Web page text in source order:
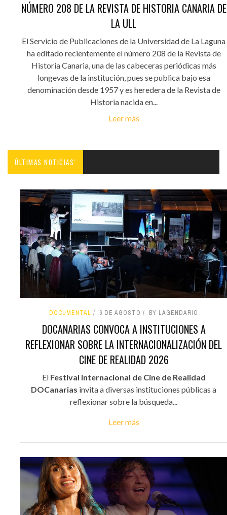
NÚMERO 208 DE LA REVISTA DE HISTORIA CANARIA DE
LA ULL
El Servicio de Publicaciones de la Universidad de La Laguna
ha editado recientemente el número 208 de la Revista de
Historia Canaria, una de las cabeceras periódicas más
longevas de la institución, pues se publica bajo esa
denominación desde 1957 y es heredera de la Revista de
Historia nacida en...
Leer más
ÚLTIMAS NOTICIAS'
DOCUMENTAL 6 DE AGOSTO BY LAGENDARIO
DOCANARIAS CONVOCA A INSTITUCIONES A
REFLEXIONAR SOBRE LA INTERNACIONALIZACIÓN DEL
CINE DE REALIDAD 2026
El Festival Internacional de Cine de Realidad
DOCanarias invita a diversas instituciones públicas a
reflexionar sobre la búsqueda...
Leer más